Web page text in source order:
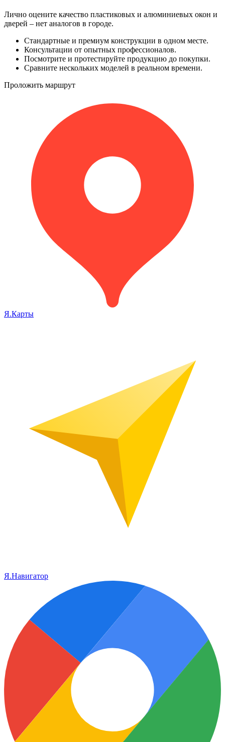
Лично оцените качество пластиковых и алюминиевых окон и
дверей – нет аналогов в городе.
Стандартные и премиум конструкции в одном месте.
Консультации от опытных профессионалов.
Посмотрите и протестируйте продукцию до покупки.
Сравните нескольких моделей в реальном времени.
Проложить маршрут
Я.Карты
Я.Навигатор